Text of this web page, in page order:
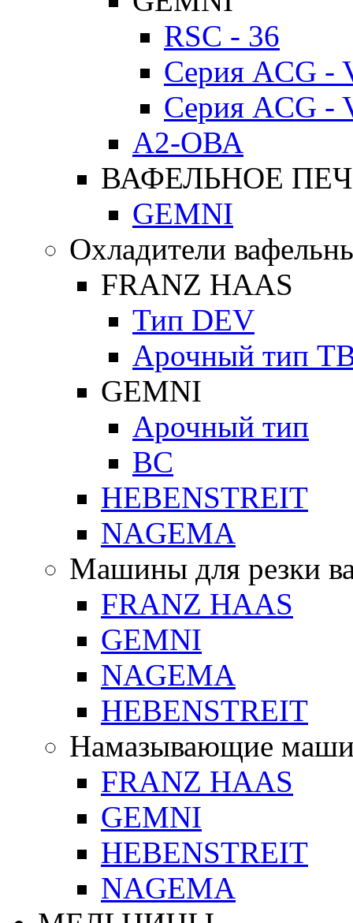
RSC - 36
Серия ACG -
Серия ACG -
А2-ОВА
ВАФЕЛЬНОЕ
GEMNI
Охладители
FRANZ HAAS
Тип DEV
Арочный тип
GEMNI
Арочный тип
ВС
HEBENSTREIT
NAGEMA
Машины для резки
FRANZ HAAS
GEMNI
NAGEMA
HEBENSTREIT
Намазывающие
FRANZ HAAS
GEMNI
HEBENSTREIT
NAGEMA